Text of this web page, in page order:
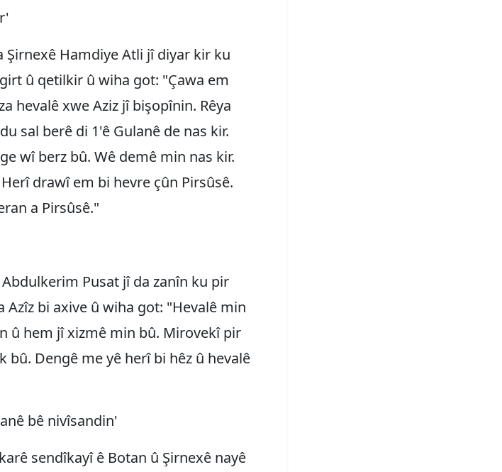
Şirnexê Hamdiye Atli jî diyar kir ku
û qetilkir û wiha got: "Çawa em
hevalê xwe Aziz jî bişopînin. Rêya
sal berê di 1'ê Gulanê de nas kir.
wî berz bû. Wê demê min nas kir.
drawî em bi hevre çûn Pirsûsê.
a Pirsûsê."
Pusat jî da zanîn ku pir
bi axive û wiha got: "Hevalê min
û hem jî xizmê min bû. Mirovekî pir
bû. Dengê me yê herî bi hêz û hevalê
bê nivîsandin'
sendîkayî ê Botan û Şirnexê nayê